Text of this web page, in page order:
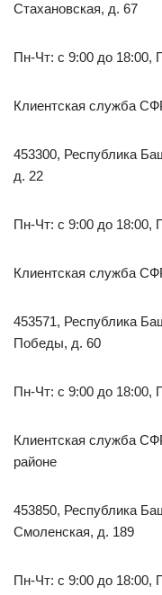
Стахановская, д. 67
Пн-Чт: с 9:00 до 18:00,
Клиентская служба
453300, Республика
д. 22
Пн-Чт: с 9:00 до 18:00,
Клиентская служба
453571, Республика
Победы, д. 60
Пн-Чт: с 9:00 до 18:00,
Клиентская служба
районе
453850, Республика
Смоленская, д. 189
Пн-Чт: с 9:00 до 18:00,